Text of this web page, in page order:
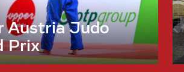
Austria Judo
Prix